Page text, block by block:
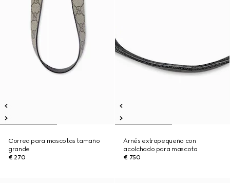
Correa para mascotas tamaño
grande
€ 270
Arnés extrapequeño con
acolchado para mascota
€ 750